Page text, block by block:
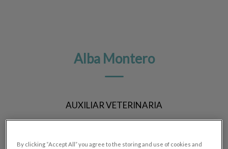
Alba Montero
AUXILIAR VETERINARIA
By clicking “Accept All” you agree to the storing and use of cookies and